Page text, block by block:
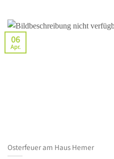
Osterfeuer am Haus Hemer
06
Apr.